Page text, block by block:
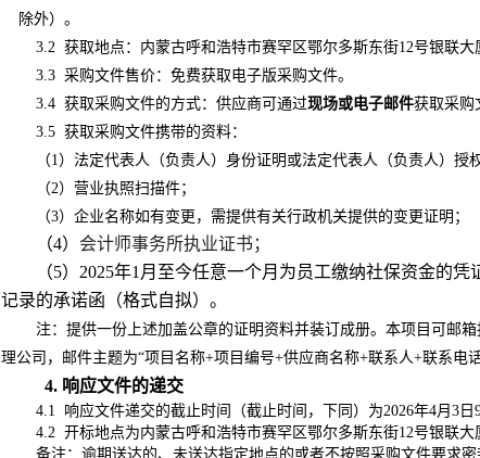
除外）。
3.2 获取地点： 内蒙古呼和浩特市赛罕区鄂尔多斯东街12号银联大
3.3 采购文件售价：免费获取电子版采购文件。
3.4 获取采购文件的方式：供应商可通过现场或电子邮件获取采购
3.5 获取采购文件携带的资料：
（1） 法定代表人 （负责人） 身份证明或法定代表人 （负责人） 授
（2）营业执照扫描件；
（3）企业名称如有变更，需提供有关行政机关提供的变更证明；
（4） 会计师事务所执业证书；
（5）2025年1月至今任意一个月为员工缴纳社保资金的
记录的承诺函（格式自拟）。
注：提供一份上述加盖公章的证明资料并装订成册。本项目可邮箱
理公司，邮件主题为“项目名称+项目编号+供应商名称+联系人+联系电话
4. 响应文件的递交
4.1 响应文件递交的截止时间（截止时间，下同）为2026年4月3日
4.2 开标地点为内蒙古呼和浩特市赛罕区鄂尔多斯东街12号银联大
备注：逾期送达的、未送达指定地点的或者不按照采购文件要求